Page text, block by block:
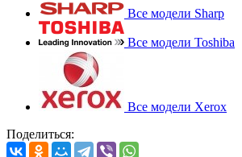
Все модели Sharp
Все модели Toshiba
Все модели Xerox
Поделиться: